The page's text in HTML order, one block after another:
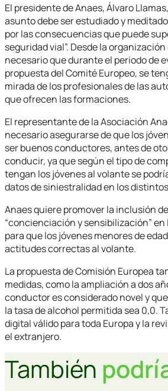
El presidente de Anaes, Álvaro
asunto debe ser estudiado y
por las consecuencias que puede
seguridad vial”. Desde la
necesario que durante el periodo de
propuesta del Comité Europeo, se
mirada de los profesionales de las
que ofrecen las formaciones.
El representante de la Asociación
necesario asegurarse de que los
ser buenos conductores, antes de
conducir, ya que según el tipo de
tengan los jóvenes al volante se
datos de siniestralidad en los
Anaes quiere promover la inclusión
“concienciación y sensibilización”
para que los jóvenes menores de
actitudes correctas al volante.
La propuesta de Comisión Europea
medidas, como la ampliación a dos
conductor es considerado novel y
la tasa de alcohol permitida sea 0,0.
digital válido para toda Europa y la
el extranjero.
También